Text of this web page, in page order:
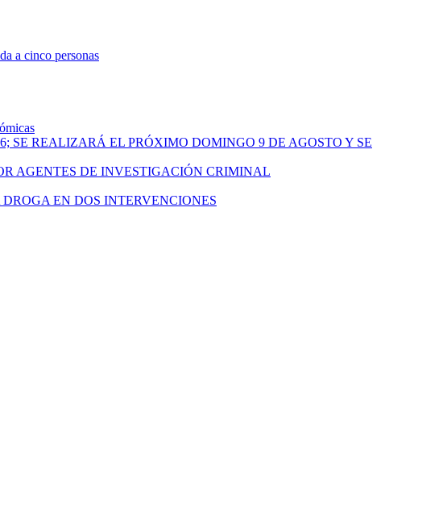
a cinco personas
SE REALIZARÁ EL PRÓXIMO DOMINGO 9 DE AGOSTO Y SE
AGENTES DE INVESTIGACIÓN CRIMINAL
EN DOS INTERVENCIONES